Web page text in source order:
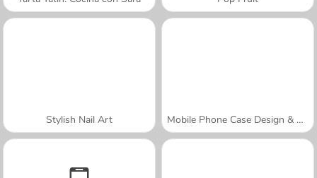
Stylish Nail Art Mobile Phone Case Design & DIY